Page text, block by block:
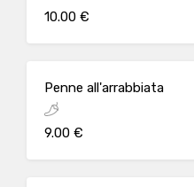
10.00 €
Penne all'arrabbiata
9.00 €